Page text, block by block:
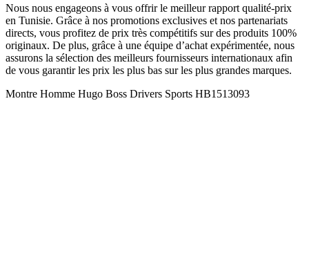
Nous nous engageons à vous offrir le meilleur rapport qualité-prix
en Tunisie. Grâce à nos promotions exclusives et nos partenariats
directs, vous profitez de prix très compétitifs sur des produits 100%
originaux. De plus, grâce à une équipe d’achat expérimentée, nous
assurons la sélection des meilleurs fournisseurs internationaux afin
de vous garantir les prix les plus bas sur les plus grandes marques.
Montre Homme Hugo Boss Drivers Sports HB1513093